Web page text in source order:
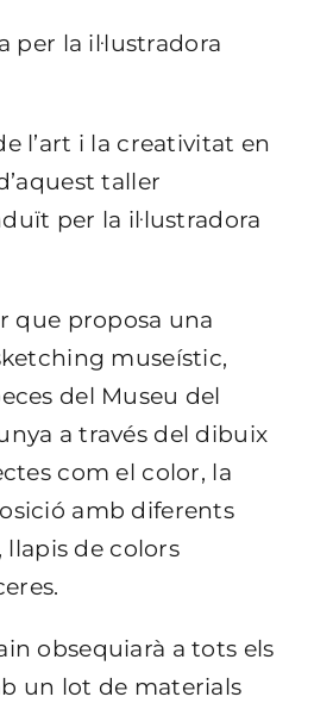
la il·lustradora
l’art i la creativitat en
taller
per la il·lustradora
que proposa una
museístic,
del Museu del
a través del dibuix
com el color, la
amb diferents
llapis de colors
obsequiarà a tots els
un lot de materials